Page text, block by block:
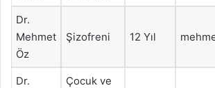
Dr.
Mehmet
Öz
Şizofreni 12 Yıl
Dr.
Çocuk ve